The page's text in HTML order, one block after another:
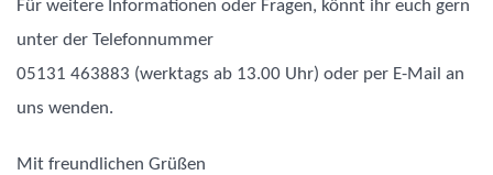
Für weitere Informationen oder Fragen, könnt ihr euch gern
unter der Telefonnummer
05131 463883 (werktags ab 13.00 Uhr) oder per E-Mail an
uns wenden.
Mit freundlichen Grüßen